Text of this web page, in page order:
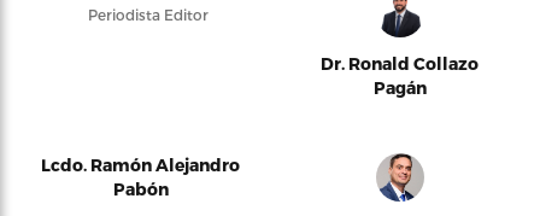
Periodista Editor
Dr. Ronald Collazo
Pagán
Lcdo. Ramón Alejandro
Pabón